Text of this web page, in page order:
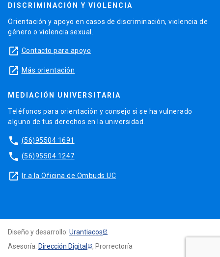
DISCRIMINACIÓN Y VIOLENCIA
Orientación y apoyo en casos de discriminación, violencia de
género o violencia sexual.
launch Contacto para apoyo
launch Más orientación
MEDIACIÓN UNIVERSITARIA
Teléfonos para orientación y consejo si se ha vulnerado
alguno de tus derechos en la universidad.
phone (56)95504 1691
phone (56)95504 1247
launch Ir a la Oficina de Ombuds UC
Diseño y desarrollo: Urantiacos
Asesoría: Dirección Digital
, Prorrectoría